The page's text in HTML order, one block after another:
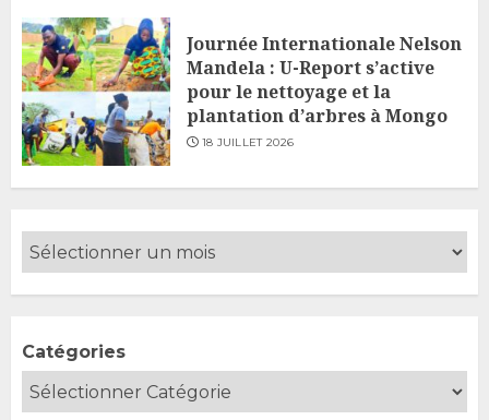
Journée Internationale Nelson
Mandela : U-Report s’active
pour le nettoyage et la
plantation d’arbres à Mongo
18 JUILLET 2026
Catégories